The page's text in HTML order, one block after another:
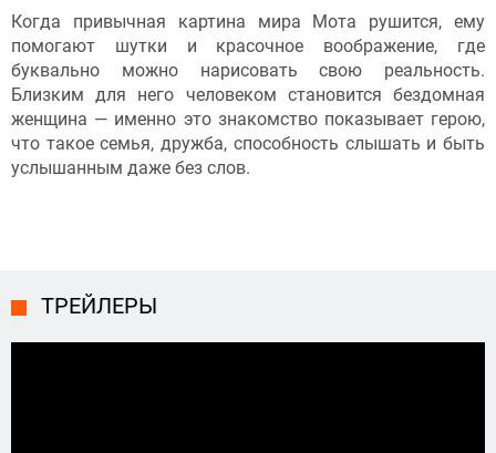
Когда привычная картина мира Мота рушится, ему
помогают шутки и красочное воображение, где
буквально можно нарисовать свою реальность.
Близким для него человеком становится бездомная
женщина — именно это знакомство показывает герою,
что такое семья, дружба, способность слышать и быть
услышанным даже без слов.
ТРЕЙЛЕРЫ